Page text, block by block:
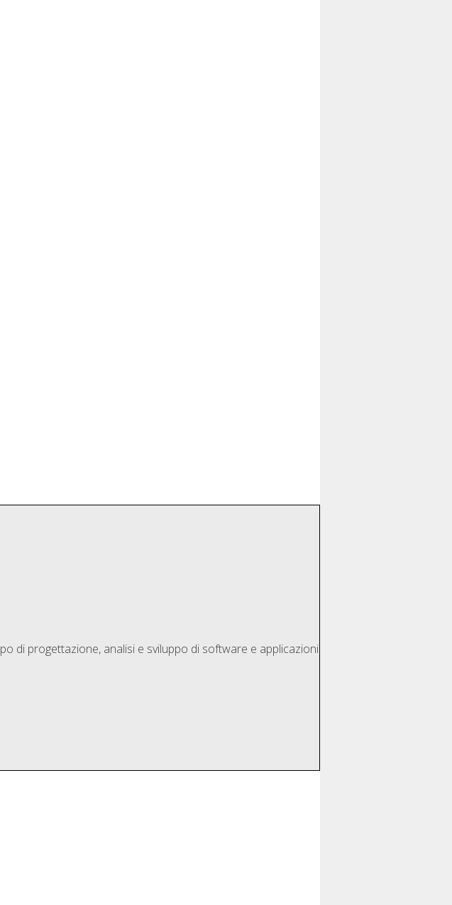
di progettazione, analisi e sviluppo di software e applicazioni